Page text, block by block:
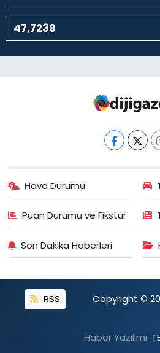
Hava Durumu
Puan Durumu ve Fikstür
Son Dakika Haberleri
RSS Copyright ©
Haber Yazılımı: